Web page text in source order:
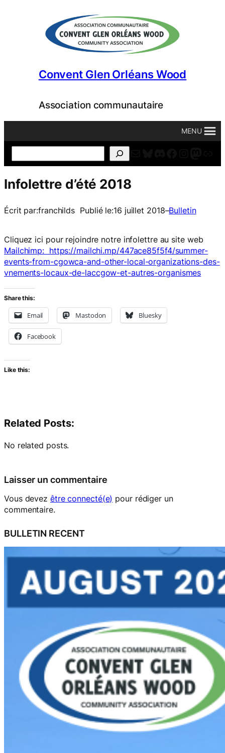
Convent Glen Orléans Wood
Association communautaire
MENU
Infolettre d’été 2018
Écrit par:franchilds Publié le:16 juillet 2018–Bulletin
Cliquez ici pour rejoindre notre infolettre au site web
Mailchimp: https://mailchi.mp/447ace85f5f4/summer-
events-from-cgowca-and-other-local-organizations-des-
vnements-locaux-de-laccgow-et-autres-organismes
Share this:
Email Mastodon Bluesky
Facebook
Like this:
Related Posts:
No related posts.
Laisser un commentaire
Vous devez être connecté(e) pour rédiger un
commentaire.
BULLETIN RECENT